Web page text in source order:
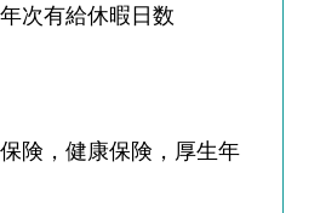
次有給休暇日数
険，健康保険，厚生年